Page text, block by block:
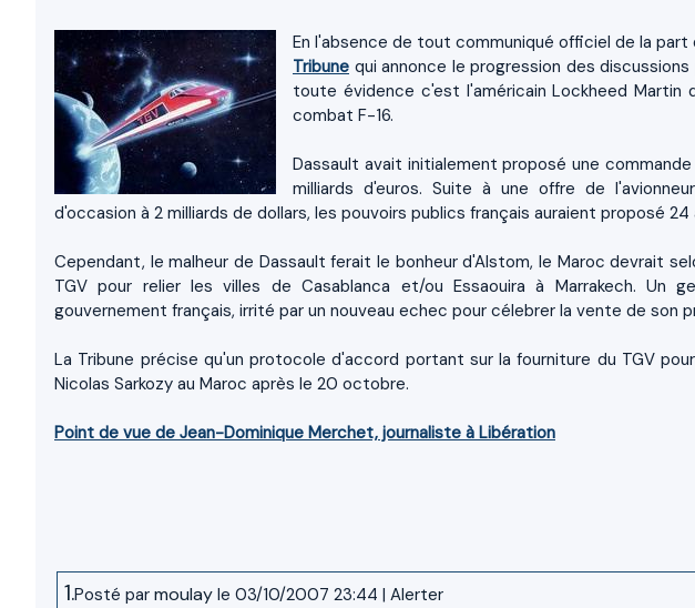
En l'absence de tout communiqué officiel de la
Tribune qui annonce le progression des
toute évidence c'est l'américain Lockheed Martin
combat F-16.
Dassault avait initialement proposé une
milliards d'euros. Suite à une offre de
d'occasion à 2 milliards de dollars, les pouvoirs publics français auraient proposé 24
Cependant, le malheur de Dassault ferait le bonheur d'Alstom, le Maroc devrait
TGV pour relier les villes de Casablanca et/ou Essaouira à Marrakech. Un
gouvernement français, irrité par un nouveau echec pour célebrer la vente de son
La Tribune précise qu'un protocole d'accord portant sur la fourniture du TGV
Nicolas Sarkozy au Maroc après le 20 octobre.
Point de vue de Jean-Dominique Merchet, journaliste à Libération
1.Posté par moulay le 03/10/2007 23:44 | Alerter